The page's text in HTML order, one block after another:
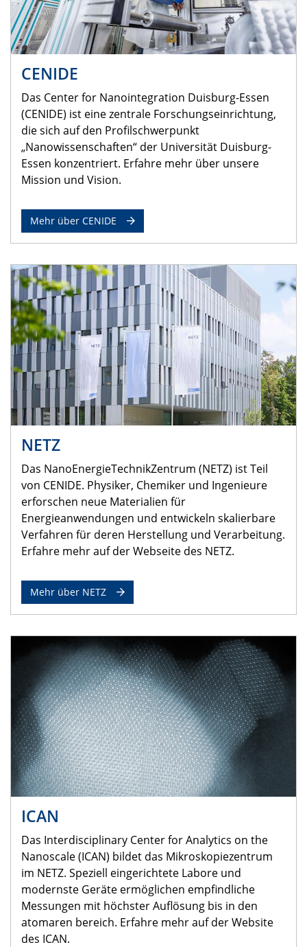
CENIDE
Das Center for Nanointegration Duisburg-Essen
(CENIDE) ist eine zentrale Forschungseinrichtung,
die sich auf den Profilschwerpunkt
„Nanowissenschaften“ der Universität Duisburg-
Essen konzentriert. Erfahre mehr über unsere
Mission und Vision.
Mehr über CENIDE
NETZ
Das NanoEnergieTechnikZentrum (NETZ) ist Teil
von CENIDE. Physiker, Chemiker und Ingenieure
erforschen neue Materialien für
Energieanwendungen und entwickeln skalierbare
Verfahren für deren Herstellung und Verarbeitung.
Erfahre mehr auf der Webseite des NETZ.
Mehr über NETZ
ICAN
Das Interdisciplinary Center for Analytics on the
Nanoscale (ICAN) bildet das Mikroskopiezentrum
im NETZ. Speziell eingerichtete Labore und
modernste Geräte ermöglichen empfindliche
Messungen mit höchster Auflösung bis in den
atomaren bereich. Erfahre mehr auf der Website
des ICAN.